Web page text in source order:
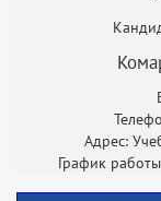
Адрес:
График